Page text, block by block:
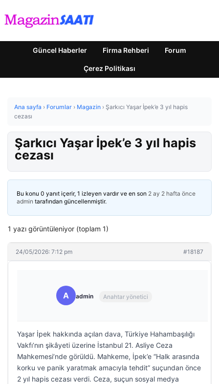
Güncel Haberler Firma Rehberi Forum
Çerez Politikası
Ana sayfa › Forumlar › Magazin › Şarkıcı Yaşar İpek’e 3 yıl hapis
cezası
Şarkıcı Yaşar İpek’e 3 yıl hapis
cezası
Bu konu 0 yanıt içerir, 1 izleyen vardır ve en son 2 ay 2 hafta önce
admin tarafından güncellenmiştir.
1 yazı görüntüleniyor (toplam 1)
24/05/2026: 7:12 pm #18187
A admin Anahtar yönetici
Yaşar İpek hakkında açılan dava, Türkiye Hahambaşılığı
Vakfı’nın şikâyeti üzerine İstanbul 21. Asliye Ceza
Mahkemesi’nde görüldü. Mahkeme, İpek’e “Halk arasında
korku ve panik yaratmak amacıyla tehdit” suçundan önce
2 yıl hapis cezası verdi. Ceza, suçun sosyal medya